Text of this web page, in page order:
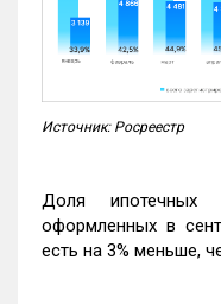
Источник: Росреестр
Доля
оформленных в
есть на 3% меньше,